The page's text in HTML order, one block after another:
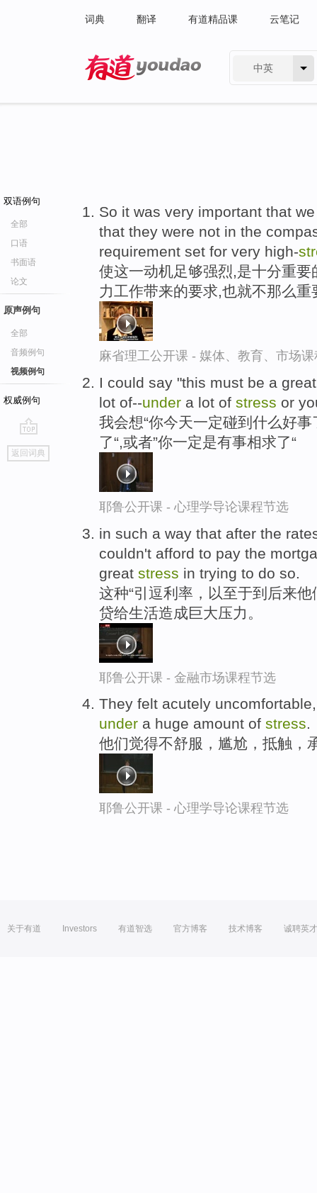
词典 翻译 有道精品课 云笔记
中英
双语例句
全部
口语
书面语
论文
原声例句
全部
音频例句
视频例句
权威例句
go
top
返回词典
So it was very important that
that they were not in the
requirement set for very high-
使这一动机足够强烈,是十分重
力工作带来的要求,也就不那么重
麻省理工公开课 - 媒体、教育、市场
I could say "this must be a
lot of--under a lot of stress or
我会想“你今天一定碰到什么好
了“,或者”你一定是有事相求了“
耶鲁公开课 - 心理学导论课程节选
in such a way that after the
couldn't afford to pay the
great stress in trying to do so.
这种“引逗利率，以至于到后来
贷给生活造成巨大压力。
耶鲁公开课 - 金融市场课程节选
They felt acutely
under a huge amount of stress.
他们觉得不舒服，尴尬，抵触，
耶鲁公开课 - 心理学导论课程节选
关于有道 Investors 有道智选 官方博客 技术博客 诚聘英才